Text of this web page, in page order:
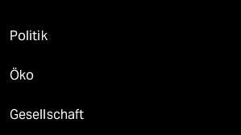
Politik
Öko
Gesellschaft